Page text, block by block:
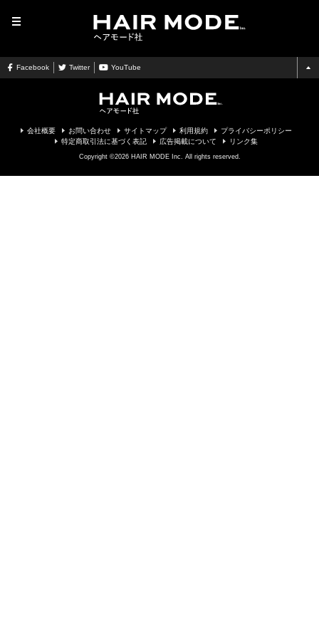
Facebook Twitter YouTube
会社概要 お問い合わせ サイトマップ 利用規約
プライバシーポリシー
特定商取引法に基づく表記
広告掲載について リンク集
Copyright ©2026 HAIR MODE Inc. All rights reserved.